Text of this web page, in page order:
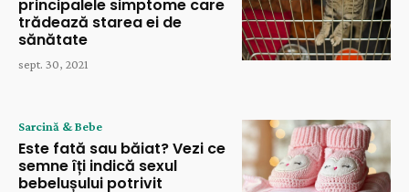
principalele simptome care
trădează starea ei de
sănătate
sept. 30, 2021
Sarcină & Bebe
Este fată sau băiat? Vezi ce
semne îți indică sexul
bebelușului potrivit